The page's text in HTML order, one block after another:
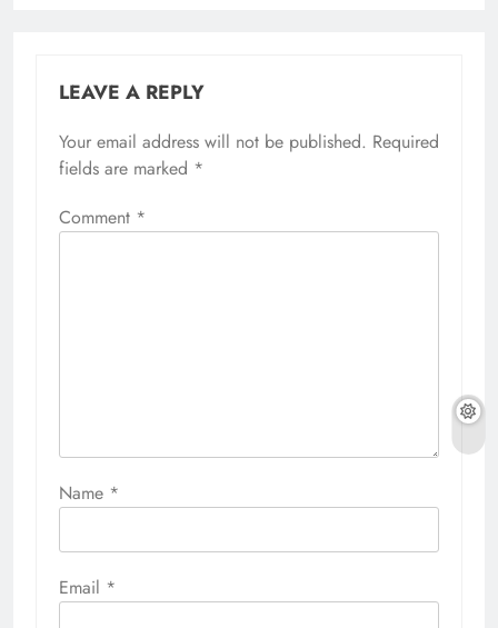
LEAVE A REPLY
Your email address will not be published. Required
fields are marked *
Comment *
Name *
Email *